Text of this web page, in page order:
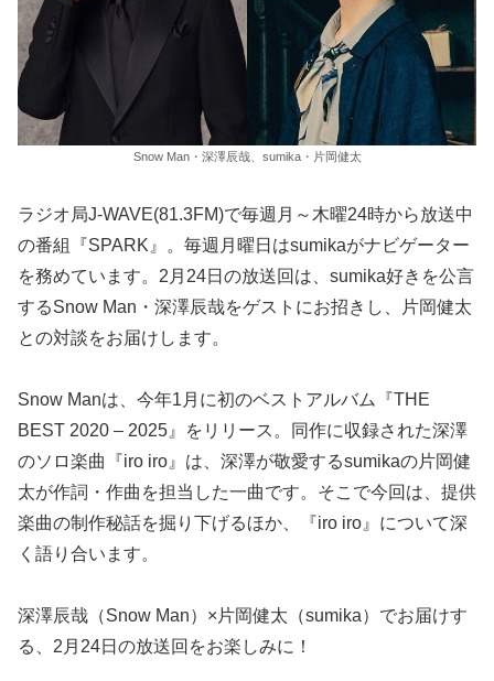
Snow Man・深澤辰哉、sumika・片岡健太
ラジオ局J-WAVE(81.3FM)で毎週月～木曜24時から放送中
の番組『SPARK』。毎週月曜日はsumikaがナビゲーター
を務めています。2月24日の放送回は、sumika好きを公言
するSnow Man・深澤辰哉をゲストにお招きし、片岡健太
との対談をお届けします。
Snow Manは、今年1月に初のベストアルバム『THE
BEST 2020 – 2025』をリリース。同作に収録された深澤
のソロ楽曲『iro iro』は、深澤が敬愛するsumikaの片岡健
太が作詞・作曲を担当した一曲です。そこで今回は、提供
楽曲の制作秘話を掘り下げるほか、『iro iro』について深
く語り合います。
深澤辰哉（Snow Man）×片岡健太（sumika）でお届けす
る、2月24日の放送回をお楽しみに！